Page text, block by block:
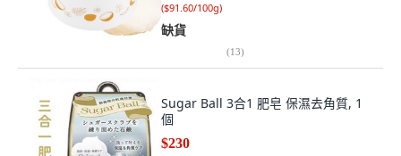
($91.60/100g)
缺貨
(13)
Sugar Ball 3合1 肥皂 保濕去角質, 1
個
$230